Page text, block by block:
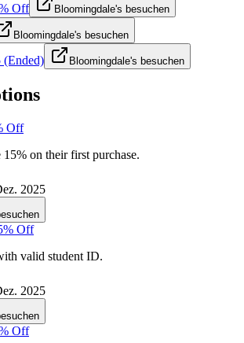
Off Bloomingdale's besuchen
Bloomingdale's besuchen
(Ended) Bloomingdale's besuchen
Off
on their first purchase.
2025
Off
valid student ID.
2025
Off